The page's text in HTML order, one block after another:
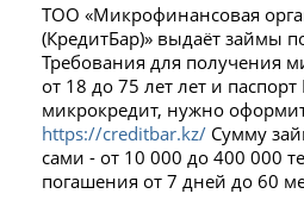
ТОО «Микрофинансовая
(КредитБар)» выдаёт займы
Требования для получения
от 18 до 75 лет лет и
микрокредит, нужно
https://creditbar.kz/Сумму
сами - от 10 000 до 400 000
погашения от 7 дней до 60